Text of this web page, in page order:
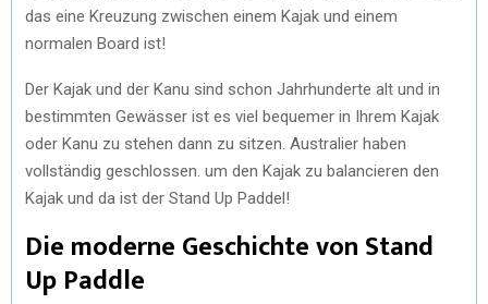
das eine Kreuzung zwischen einem Kajak und einem
normalen Board ist!
Der Kajak und der Kanu sind schon Jahrhunderte alt und in
bestimmten Gewässer ist es viel bequemer in Ihrem Kajak
oder Kanu zu stehen dann zu sitzen. Australier haben
vollständig geschlossen. um den Kajak zu balancieren den
Kajak und da ist der Stand Up Paddel!
Die moderne Geschichte von Stand
Up Paddle